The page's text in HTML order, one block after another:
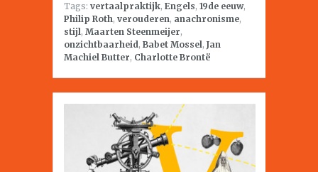
Tags: vertaalpraktijk, Engels, 19de eeuw,
Philip Roth, verouderen, anachronisme,
stijl, Maarten Steenmeijer,
onzichtbaarheid, Babet Mossel, Jan
Machiel Butter, Charlotte Brontë